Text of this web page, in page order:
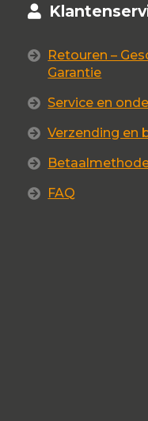
Retouren –
Garantie
Service en
Verzending en
FAQ